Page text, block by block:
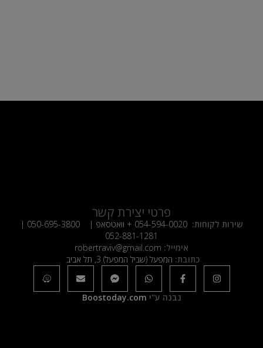
פרטי יצירת קשר
שירות לקוחות: 054-594-0020 + וואטסאפ | 050-695-3800
|
052-881-1281
אימייל: robertraviv@gmail.com
כתובת: המפעל (שביל המפעל) 3, תל אביב
נבנה ע"י Boostoday.com